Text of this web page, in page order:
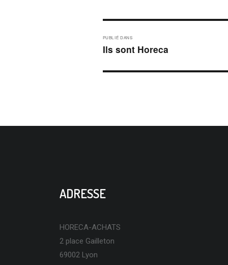
DE
PUBLIÉ DANS
Ils sont Horeca
ADRESSE
HORECA-ACHATS
2 place Gailleton
69002 Lyon